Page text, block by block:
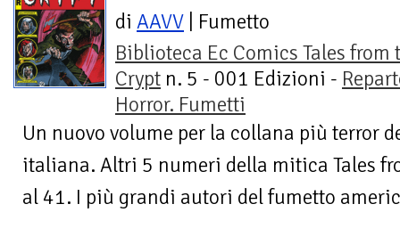
di AAVV | Fumetto
Biblioteca Ec Comics Tales from
Crypt n. 5 - 001 Edizioni -
Horror. Fumetti
Un nuovo volume per la collana più terror
italiana. Altri 5 numeri della mitica Tales
al 41. I più grandi autori del fumetto